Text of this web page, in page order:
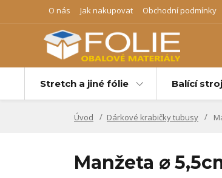
O nás Jak nakupovat Obchodní podmínky
Stretch a jiné fólie Balící
Úvod Dárkové krabičky tubusy
Manžeta ⌀